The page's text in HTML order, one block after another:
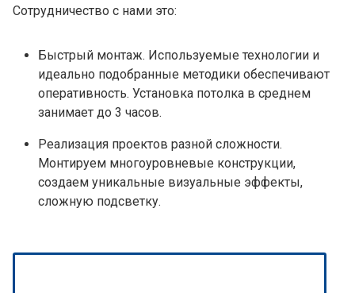
Сотрудничество с нами это:
Быстрый монтаж. Используемые технологии и
идеально подобранные методики обеспечивают
оперативность. Установка потолка в среднем
занимает до 3 часов.
Реализация проектов разной сложности.
Монтируем многоуровневые конструкции,
создаем уникальные визуальные эффекты,
сложную подсветку.